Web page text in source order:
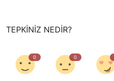
TEPKINIZ NEDIR?
0 0